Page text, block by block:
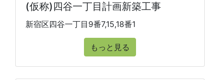
(仮称)四谷一丁目計画新築工事
新宿区四谷一丁目9番7,15,18番1
もっと見る